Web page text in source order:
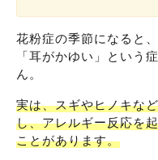
花粉症の季節になると
「耳がかゆい」という
ん。
実は、スギやヒノキな
し、アレルギー反応を
ことがあります。